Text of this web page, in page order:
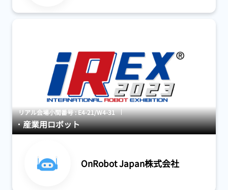
リアル会場小間番号 : E4-21/W4-31
産業用ロボット
OnRobot Japan株式会社